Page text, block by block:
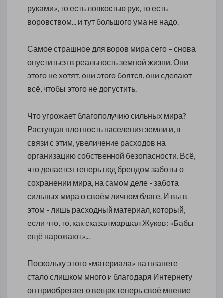
руками», то есть ловкостью рук, то есть
воровством... и тут большого ума не надо.
Самое страшное для воров мира сего – снова
опуститься в реальность земной жизни. Они
этого не хотят, они этого боятся, они сделают
всё, чтобы этого не допустить.
Что угрожает благополучию сильных мира?
Растущая плотность населения земли и, в
связи с этим, увеличение расходов на
организацию собственной безопасности. Всё,
что делается теперь под брендом заботы о
сохранении мира, на самом деле - забота
сильных мира о своём личном благе. И вы в
этом - лишь расходный материал, который,
если что, то, как сказал маршал Жуков: «Бабы
ещё нарожают»...
Поскольку этого «материала» на планете
стало слишком много и благодаря Интернету
он приобретает о вещах теперь своё мнение